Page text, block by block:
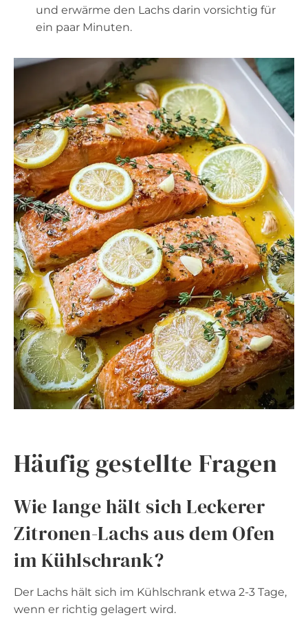
und erwärme den Lachs darin vorsichtig für
ein paar Minuten.
Häufig gestellte Fragen
Wie lange hält sich Leckerer
Zitronen-Lachs aus dem Ofen
im Kühlschrank?
Der Lachs hält sich im Kühlschrank etwa 2-3 Tage,
wenn er richtig gelagert wird.